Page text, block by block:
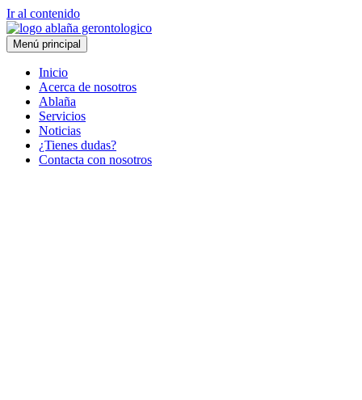
Ir al contenido
Menú principal
Inicio
Acerca de nosotros
Ablaña
Servicios
Noticias
¿Tienes dudas?
Contacta con nosotros